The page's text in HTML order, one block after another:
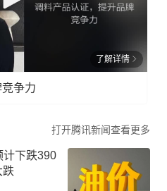
了解详情
争力
打开腾讯新闻查看更多
计下跌390
跌